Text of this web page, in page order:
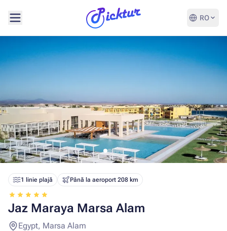
RO
1 linie plajă Până la aeroport 208 km
Jaz Maraya Marsa Alam
Egypt, Marsa Alam